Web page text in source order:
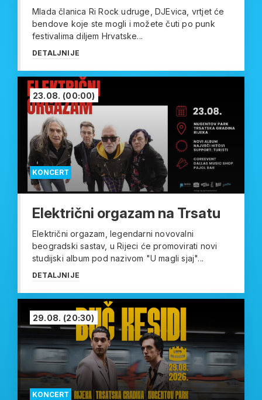
Mlada članica Ri Rock udruge, DJEvica, vrtjet će
bendove koje ste mogli i možete čuti po punk
festivalima diljem Hrvatske...
DETALJNIJE
KONCERT
23.08. (00:00)
Električni orgazam na Trsatu
Električni orgazam, legendarni novovalni
beogradski sastav, u Rijeci će promovirati novi
studijski album pod nazivom "U magli sjaj"...
DETALJNIJE
KONCERT
29.08. (20:30)